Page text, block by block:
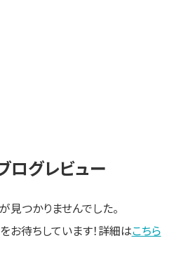
ログレビュー
見つかりませんでした。
お待ちしています！詳細はこちら